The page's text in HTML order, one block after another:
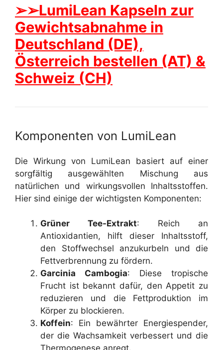
➢➢LumiLean Kapseln zur
Gewichtsabnahme in
Deutschland (DE),
Österreich bestellen (AT) &
Schweiz (CH)
Komponenten von LumiLean
Die Wirkung von LumiLean basiert auf einer
sorgfältig ausgewählten Mischung aus
natürlichen und wirkungsvollen Inhaltsstoffen.
Hier sind einige der wichtigsten Komponenten:
Grüner Tee-Extrakt: Reich an
Antioxidantien, hilft dieser Inhaltsstoff,
den Stoffwechsel anzukurbeln und die
Fettverbrennung zu fördern.
Garcinia Cambogia: Diese tropische
Frucht ist bekannt dafür, den Appetit zu
reduzieren und die Fettproduktion im
Körper zu blockieren.
Koffein: Ein bewährter Energiespender,
der die Wachsamkeit verbessert und die